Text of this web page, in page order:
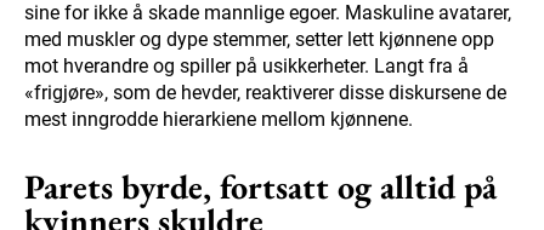
sine for ikke å skade mannlige egoer. Maskuline avatarer,
med muskler og dype stemmer, setter lett kjønnene opp
mot hverandre og spiller på usikkerheter. Langt fra å
«frigjøre», som de hevder, reaktiverer disse diskursene de
mest inngrodde hierarkiene mellom kjønnene.
Parets byrde, fortsatt og alltid på
kvinners skuldre